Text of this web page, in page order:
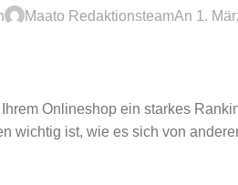
Maato RedaktionsteamAn 1.
Onlineshop ein starkes
wichtig ist, wie es sich von